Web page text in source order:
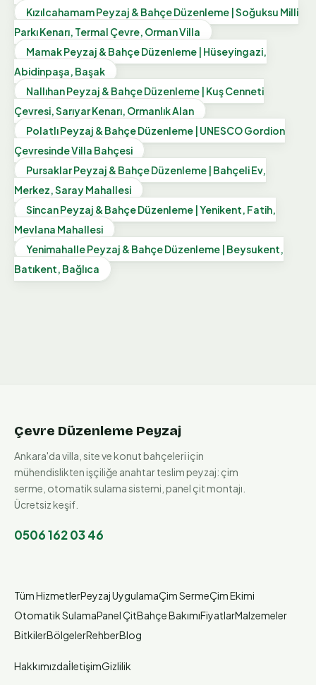
Kızılcahamam Peyzaj & Bahçe Düzenleme | Soğuksu Milli
Parkı Kenarı, Termal Çevre, Orman Villa
Mamak Peyzaj & Bahçe Düzenleme | Hüseyingazi,
Abidinpaşa, Başak
Nallıhan Peyzaj & Bahçe Düzenleme | Kuş Cenneti
Çevresi, Sarıyar Kenarı, Ormanlık Alan
Polatlı Peyzaj & Bahçe Düzenleme | UNESCO Gordion
Çevresinde Villa Bahçesi
Pursaklar Peyzaj & Bahçe Düzenleme | Bahçeli Ev,
Merkez, Saray Mahallesi
Sincan Peyzaj & Bahçe Düzenleme | Yenikent, Fatih,
Mevlana Mahallesi
Yenimahalle Peyzaj & Bahçe Düzenleme | Beysukent,
Batıkent, Bağlıca
Çevre Düzenleme Peyzaj
Ankara'da villa, site ve konut bahçeleri için
mühendislikten işçiliğe anahtar teslim peyzaj: çim
serme, otomatik sulama sistemi, panel çit montajı.
Ücretsiz keşif.
0506 162 03 46
Tüm HizmetlerPeyzaj UygulamaÇim SermeÇim Ekimi
Otomatik SulamaPanel ÇitBahçe BakımıFiyatlarMalzemeler
BitkilerBölgelerRehberBlog
HakkımızdaİletişimGizlilik